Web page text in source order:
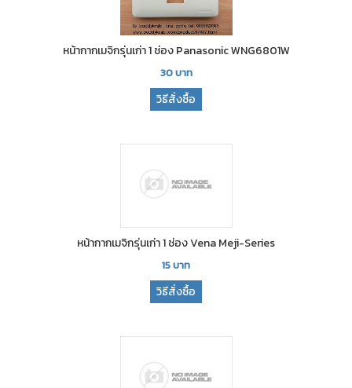
หน้ากากเมจิกรุ่นเก่า 1 ช่อง Panasonic WNG6801W
30บาท
วิธีสั่งซื้อ
หน้ากากเมจิกรุ่นเก่า 1 ช่อง Vena Meji-Series
15บาท
วิธีสั่งซื้อ